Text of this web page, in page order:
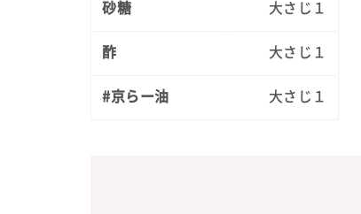
砂糖 大さじ１
酢 大さじ１
#京らー油 大さじ１